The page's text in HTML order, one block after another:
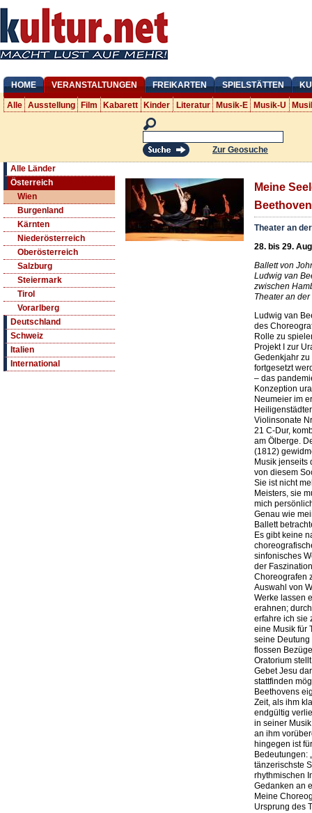
HOME VERANSTALTUNGEN FREIKARTEN SPIELSTÄTTEN
Alle Ausstellung Film Kabarett Kinder Literatur Musik-E Musik-U
Zur Geosuche
Alle Länder
Österreich
Wien
Burgenland
Kärnten
Niederösterreich
Oberösterreich
Salzburg
Steiermark
Tirol
Vorarlberg
Deutschland
Schweiz
Italien
International
Meine
Theater an
28. bis 29.
Ballett von
Ludwig van
zwischen
Theater an der
Ludwig van
des
Rolle zu
Projekt I zur
Gedenkjahr
fortgesetzt
– das
Konzeption
Neumeier im
Violinsonate
21 C-Dur,
am Ölberge.
(1812)
Musik jenseits
von diesem
Sie ist nicht
Meisters, sie
mich
Genau wie
Ballett
Es gibt keine
sinfonisches
der
Choreografen
Auswahl von
Werke lassen
erahnen;
erfahre ich sie
eine Musik für
seine Deutung
flossen
Oratorium
Gebet Jesu
stattfinden
Beethovens
Zeit, als ihm
endgültig
in seiner
an ihm
hingegen ist
Bedeutungen:
tänzerischste
rhythmischen
Gedanken an
Meine
Ursprung des